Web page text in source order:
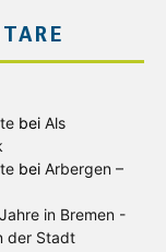
bei Als
bei Arbergen –
in Bremen -
der Stadt